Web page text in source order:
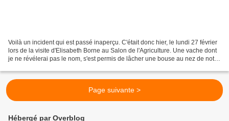
Voilà un incident qui est passé inaperçu. C'était donc hier, le lundi 27 février
lors de la visite d'Elisabeth Borne au Salon de l'Agriculture. Une vache dont
je ne révélerai pas le nom, s'est permis de lâcher une bouse au nez de notre
Page suivante >
Hébergé par Overblog